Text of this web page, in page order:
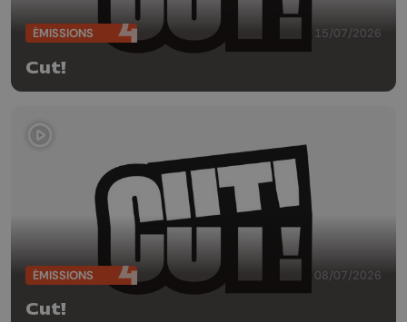
ÉMISSIONS 15/07/2026
Cut!
ÉMISSIONS 08/07/2026
Cut!